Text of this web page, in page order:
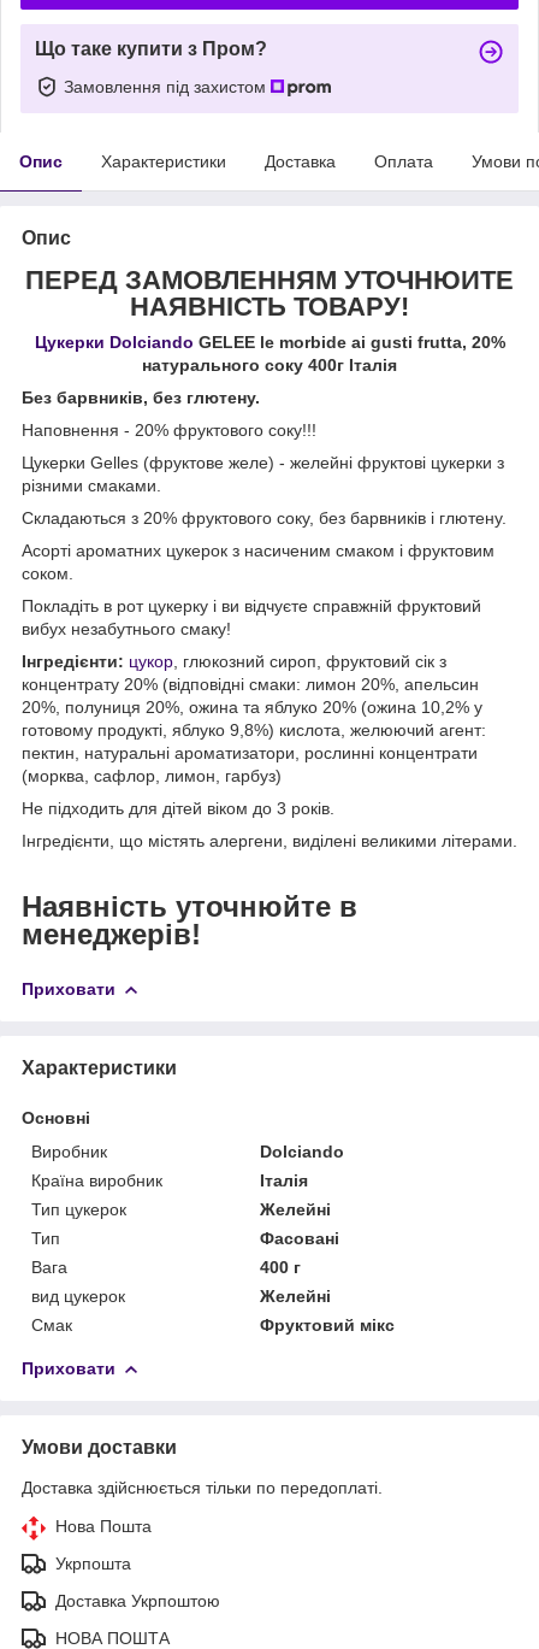
Що таке купити з Пром?
Замовлення під захистом
Опис Характеристики Доставка Оплата Умови
Опис
ПЕРЕД ЗАМОВЛЕННЯМ УТОЧНЮЙТЕ
НАЯВНІСТЬ ТОВАРУ!
Цукерки Dolciando GELEE le morbide ai gusti frutta, 20%
натурального соку 400г Італія
Без барвників, без глютену.
Наповнення - 20% фруктового соку!!!
Цукерки Gelles (фруктове желе) - желейні фруктові цукерки з
різними смаками.
Складаються з 20% фруктового соку, без барвників і глютену.
Асорті ароматних цукерок з насиченим смаком і фруктовим
соком.
Покладіть в рот цукерку і ви відчуєте справжній фруктовий
вибух незабутнього смаку!
Інгредієнти: цукор , глюкозний сироп, фруктовий сік з
концентрату 20% (відповідні смаки: лимон 20%, апельсин
20%, полуниця 20%, ожина та яблуко 20% (ожина 10,2% у
готовому продукті, яблуко 9,8%) кислота, желюючий агент:
пектин, натуральні ароматизатори, рослинні концентрати
(морква, сафлор, лимон, гарбуз)
Не підходить для дітей віком до 3 років.
Інгредієнти, що містять алергени, виділені великими літерами.
Наявність уточнюйте в
менеджерів!
Приховати
Характеристики
Основні
Виробник
Dolciando
Країна виробник
Італія
Тип цукерок
Желейні
Тип
Фасовані
Вага
400 г
вид цукерок
Желейні
Смак
Фруктовий мікс
Приховати
Умови доставки
Доставка здійснюється тільки по передоплаті.
Нова Пошта
Укрпошта
Доставка Укрпоштою
НОВА ПОШТА